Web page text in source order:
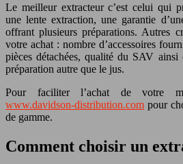
Le meilleur extracteur c’est celui qui
une lente extraction, une garantie
offrant plusieurs préparations. Autres
votre achat : nombre d’accessoires
pièces détachées, qualité du SAV ainsi
préparation autre que le jus.
Pour faciliter l’achat de votre
www.davidson-distribution.com pour
de gamme.
Comment choisir un